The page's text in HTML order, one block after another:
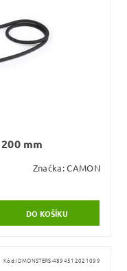
mm
Značka:CAMON
Kód:IDMONSTERS-4894512021099